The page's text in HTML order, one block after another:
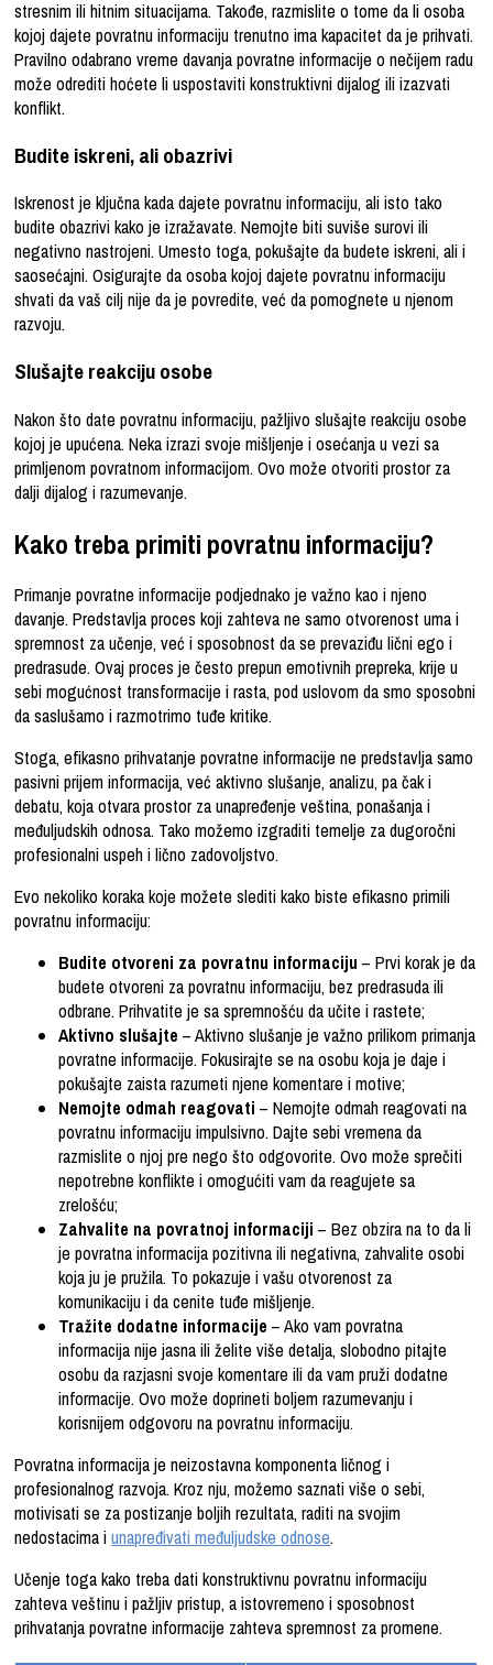
stresnim ili hitnim situacijama. Takođe, razmislite o tome da li osoba
kojoj dajete povratnu informaciju trenutno ima kapacitet da je prihvati.
Pravilno odabrano vreme davanja povratne informacije o nečijem radu
može odrediti hoćete li uspostaviti konstruktivni dijalog ili izazvati
konflikt.
Budite iskreni, ali obazrivi
Iskrenost je ključna kada dajete povratnu informaciju, ali isto tako
budite obazrivi kako je izražavate. Nemojte biti suviše surovi ili
negativno nastrojeni. Umesto toga, pokušajte da budete iskreni, ali i
saosećajni. Osigurajte da osoba kojoj dajete povratnu informaciju
shvati da vaš cilj nije da je povredite, već da pomognete u njenom
razvoju.
Slušajte reakciju osobe
Nakon što date povratnu informaciju, pažljivo slušajte reakciju osobe
kojoj je upućena. Neka izrazi svoje mišljenje i osećanja u vezi sa
primljenom povratnom informacijom. Ovo može otvoriti prostor za
dalji dijalog i razumevanje.
Kako treba primiti povratnu informaciju?
Primanje povratne informacije podjednako je važno kao i njeno
davanje. Predstavlja proces koji zahteva ne samo otvorenost uma i
spremnost za učenje, već i sposobnost da se prevaziđu lični ego i
predrasude. Ovaj proces je često prepun emotivnih prepreka, krije u
sebi mogućnost transformacije i rasta, pod uslovom da smo sposobni
da saslušamo i razmotrimo tuđe kritike.
Stoga, efikasno prihvatanje povratne informacije ne predstavlja samo
pasivni prijem informacija, već aktivno slušanje, analizu, pa čak i
debatu, koja otvara prostor za unapređenje veština, ponašanja i
međuljudskih odnosa. Tako možemo izgraditi temelje za dugoročni
profesionalni uspeh i lično zadovoljstvo.
Evo nekoliko koraka koje možete slediti kako biste efikasno primili
povratnu informaciju:
Budite otvoreni za povratnu informaciju – Prvi korak je da
budete otvoreni za povratnu informaciju, bez predrasuda ili
odbrane. Prihvatite je sa spremnošću da učite i rastete;
Aktivno slušajte – Aktivno slušanje je važno prilikom primanja
povratne informacije. Fokusirajte se na osobu koja je daje i
pokušajte zaista razumeti njene komentare i motive;
Nemojte odmah reagovati – Nemojte odmah reagovati na
povratnu informaciju impulsivno. Dajte sebi vremena da
razmislite o njoj pre nego što odgovorite. Ovo može sprečiti
nepotrebne konflikte i omogućiti vam da reagujete sa
zrelošću;
Zahvalite na povratnoj informaciji – Bez obzira na to da li
je povratna informacija pozitivna ili negativna, zahvalite osobi
koja ju je pružila. To pokazuje i vašu otvorenost za
komunikaciju i da cenite tuđe mišljenje.
Tražite dodatne informacije – Ako vam povratna
informacija nije jasna ili želite više detalja, slobodno pitajte
osobu da razjasni svoje komentare ili da vam pruži dodatne
informacije. Ovo može doprineti boljem razumevanju i
korisnijem odgovoru na povratnu informaciju.
Povratna informacija je neizostavna komponenta ličnog i
profesionalnog razvoja. Kroz nju, možemo saznati više o sebi,
motivisati se za postizanje boljih rezultata, raditi na svojim
nedostacima iunapređivati međuljudske odnose.
Učenje toga kako treba dati konstruktivnu povratnu informaciju
zahteva veštinu i pažljiv pristup, a istovremeno i sposobnost
prihvatanja povratne informacije zahteva spremnost za promene.